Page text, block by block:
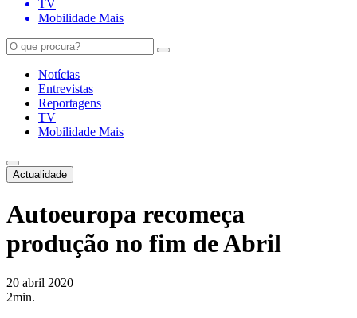
TV
Mobilidade Mais
Notícias
Entrevistas
Reportagens
TV
Mobilidade Mais
Actualidade
Autoeuropa recomeça
produção no fim de Abril
20 abril 2020
2min.